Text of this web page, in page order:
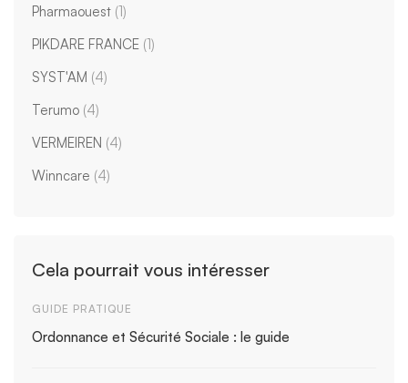
Pharmaouest (1)
PIKDARE FRANCE (1)
SYST'AM (4)
Terumo (4)
VERMEIREN (4)
Winncare (4)
Cela pourrait vous intéresser
GUIDE PRATIQUE
Ordonnance et Sécurité Sociale : le guide